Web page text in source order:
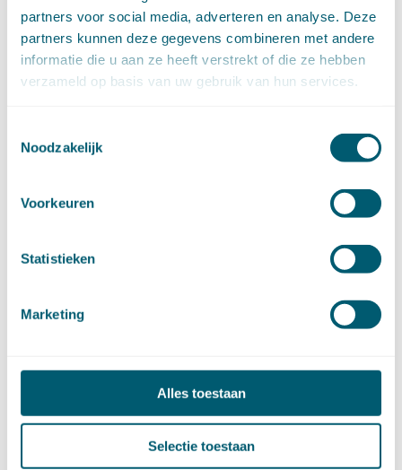
partners voor social media, adverteren en analyse. Deze
partners kunnen deze gegevens combineren met andere
informatie die u aan ze heeft verstrekt of die ze hebben
verzameld op basis van uw gebruik van hun services.
Noodzakelijk
Voorkeuren
Statistieken
Marketing
Alles toestaan
Selectie toestaan
juli (7)
juni (15)
mei (7)
april (11)
januari (14)
november (15)
september (8)
juni (13)
januari (15)